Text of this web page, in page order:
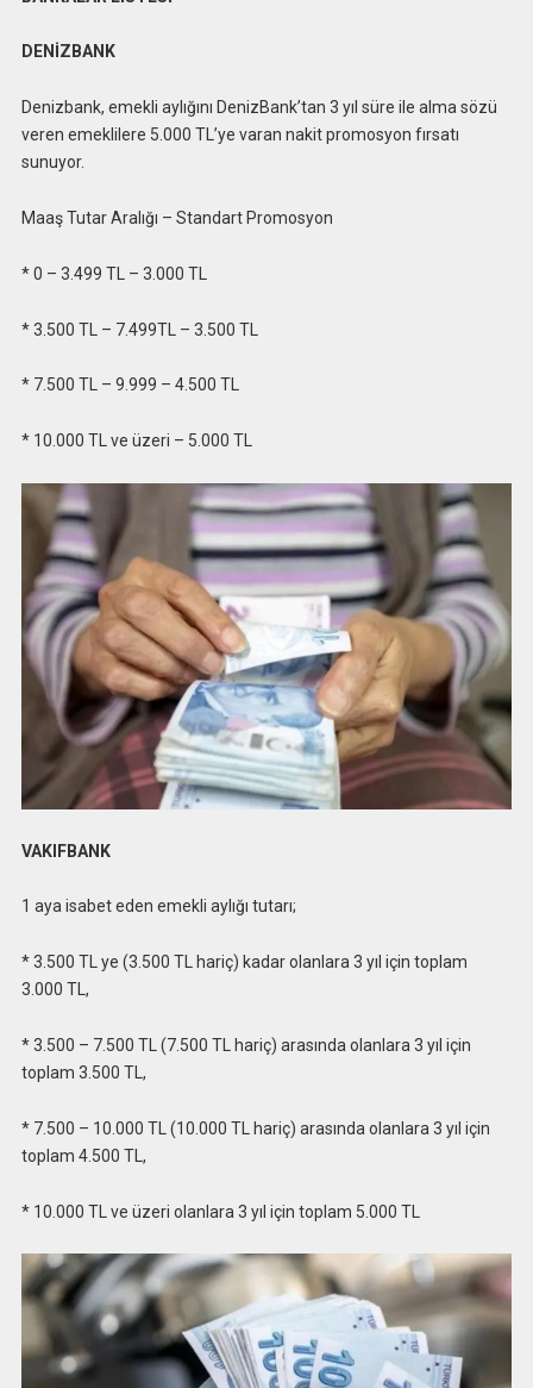
DENİZBANK
Denizbank, emekli aylığını DenizBank’tan 3 yıl süre ile alma sözü
veren emeklilere 5.000 TL’ye varan nakit promosyon fırsatı
sunuyor.
Maaş Tutar Aralığı – Standart Promosyon
* 0 – 3.499 TL – 3.000 TL
* 3.500 TL – 7.499TL – 3.500 TL
* 7.500 TL – 9.999 – 4.500 TL
* 10.000 TL ve üzeri – 5.000 TL
VAKIFBANK
1 aya isabet eden emekli aylığı tutarı;
* 3.500 TL ye (3.500 TL hariç) kadar olanlara 3 yıl için toplam
3.000 TL,
* 3.500 – 7.500 TL (7.500 TL hariç) arasında olanlara 3 yıl için
toplam 3.500 TL,
* 7.500 – 10.000 TL (10.000 TL hariç) arasında olanlara 3 yıl için
toplam 4.500 TL,
* 10.000 TL ve üzeri olanlara 3 yıl için toplam 5.000 TL